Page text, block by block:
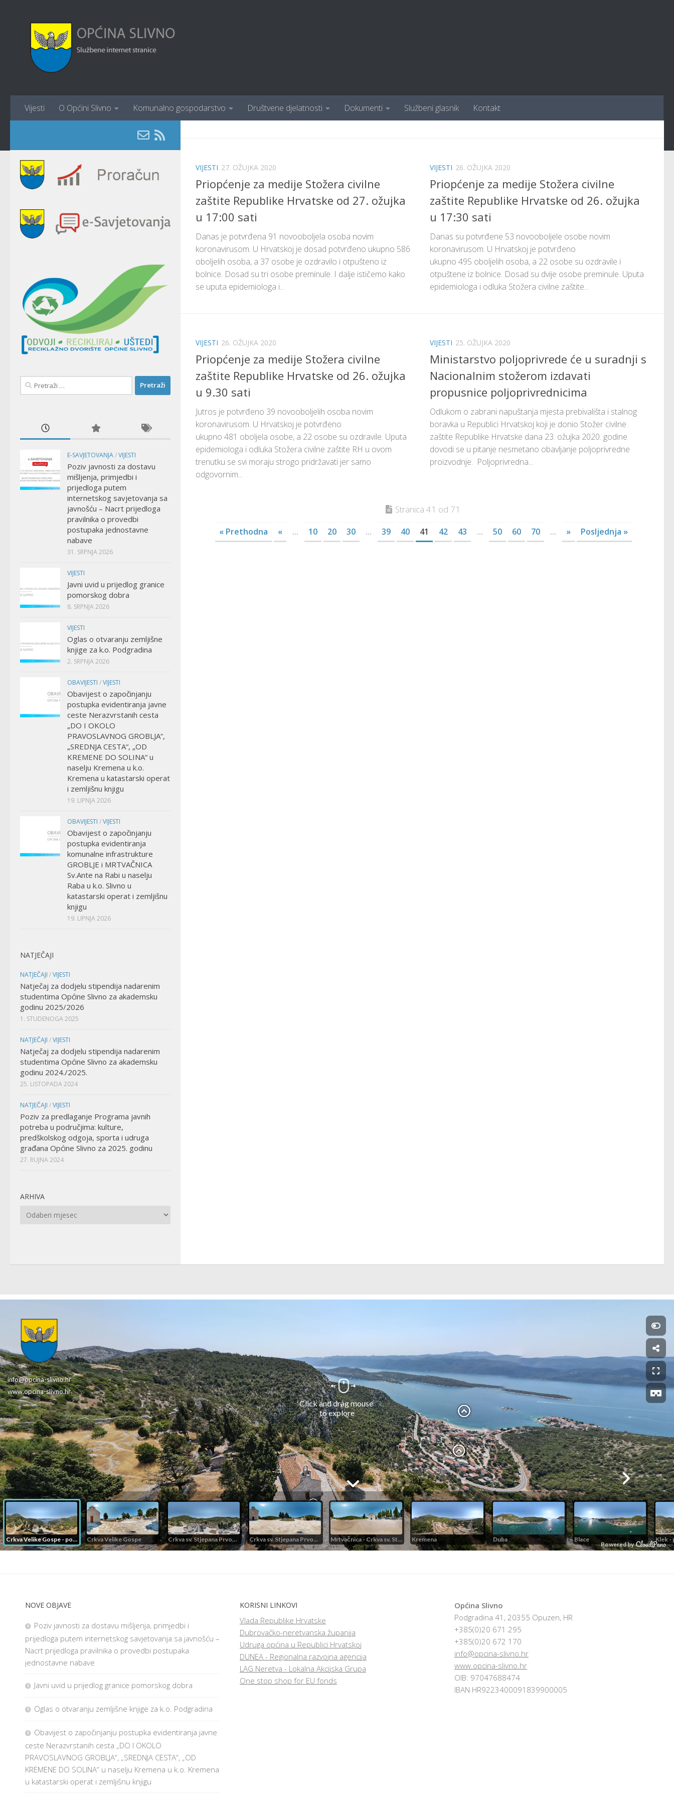
Vijesti O Općini Slivno Komunalno gospodarstvo Društvene djelatnosti Dokumenti Službeni glasnik Kontakt
VIJESTI 27. OŽUJKA 2020
Priopćenje za medije Stožera civilne
zaštite Republike Hrvatske od 27. ožujka
u 17:00 sati
Danas je potvrđena 91 novooboljela osoba novim
koronavirusom. U Hrvatskoj je dosad potvrđeno ukupno 586
oboljelih osoba, a 37 osobe je ozdravilo i otpušteno iz
bolnice. Dosad su tri osobe preminule. I dalje ističemo kako
se uputa epidemiologa i...
VIJESTI 26. OŽUJKA 2020
Priopćenje za medije Stožera civilne
zaštite Republike Hrvatske od 26. ožujka
u 17:30 sati
Danas su potvrđene 53 novooboljele osobe novim
koronavirusom. U Hrvatskoj je potvrđeno
ukupno 495 oboljelih osoba, a 22 osobe su ozdravile i
otpuštene iz bolnice. Dosad su dvije osobe preminule. Uputa
epidemiologa i odluka Stožera civilne zaštite...
VIJESTI 26. OŽUJKA 2020
Priopćenje za medije Stožera civilne
zaštite Republike Hrvatske od 26. ožujka
u 9.30 sati
Jutros je potvrđeno 39 novooboljelih osoba novim
koronavirusom. U Hrvatskoj je potvrđeno
ukupno 481 oboljela osobe, a 22 osobe su ozdravile. Uputa
epidemiologa i odluka Stožera civilne zaštite RH u ovom
trenutku se svi moraju strogo pridržavati jer samo
odgovornim...
VIJESTI 25. OŽUJKA 2020
Ministarstvo poljoprivrede će u suradnji s
Nacionalnim stožerom izdavati
propusnice poljoprivrednicima
Odlukom o zabrani napuštanja mjesta prebivališta i stalnog
boravka u Republici Hrvatskoj koji je donio Stožer civilne
zaštite Republike Hrvatske dana 23. ožujka 2020. godine
dovodi se u pitanje nesmetano obavljanje poljoprivredne
proizvodnje. Poljoprivredna...
Stranica 41 od 71
« Prethodna « ... 10 20 30 ... 39 40 41 42 43 ... 50 60 70 ... » Posljednja »
Pretraži:
E-SAVJETOVANJA/VIJESTI
Poziv javnosti za dostavu
mišljenja, primjedbi i
prijedloga putem
internetskog savjetovanja sa
javnošću – Nacrt prijedloga
pravilnika o provedbi
postupaka jednostavne
nabave
31. SRPNJA 2026
VIJESTI
Javni uvid u prijedlog granice
pomorskog dobra
8. SRPNJA 2026
VIJESTI
Oglas o otvaranju zemljišne
knjige za k.o. Podgradina
2. SRPNJA 2026
OBAVIJESTI /VIJESTI
Obavijest o započinjanju
postupka evidentiranja javne
ceste Nerazvrstanih cesta
„DO I OKOLO
PRAVOSLAVNOG GROBLJA“,
„SREDNJA CESTA“, „OD
KREMENE DO SOLINA“ u
naselju Kremena u k.o.
Kremena u katastarski operat
i zemljišnu knjigu
19. LIPNJA 2026
OBAVIJESTI /VIJESTI
Obavijest o započinjanju
postupka evidentiranja
komunalne infrastrukture
GROBLJE i MRTVAČNICA
Sv.Ante na Rabi u naselju
Raba u k.o. Slivno u
katastarski operat i zemljišnu
knjigu
19. LIPNJA 2026
NATJEČAJI
NATJEČAJI /VIJESTI
Natječaj za dodjelu stipendija nadarenim
studentima Općine Slivno za akademsku
godinu 2025/2026
1. STUDENOGA 2025
NATJEČAJI /VIJESTI
Natječaj za dodjelu stipendija nadarenim
studentima Općine Slivno za akademsku
godinu 2024./2025.
25. LISTOPADA 2024
NATJEČAJI /VIJESTI
Poziv za predlaganje Programa javnih
potreba u područjima: kulture,
predškolskog odgoja, sporta i udruga
građana Općine Slivno za 2025. godinu
27. RUJNA 2024
ARHIVA
Arhiva
NOVE OBJAVE
Poziv javnosti za dostavu mišljenja, primjedbi i
prijedloga putem internetskog savjetovanja sa javnošću –
Nacrt prijedloga pravilnika o provedbi postupaka
jednostavne nabave
Javni uvid u prijedlog granice pomorskog dobra
Oglas o otvaranju zemljišne knjige za k.o. Podgradina
Obavijest o započinjanju postupka evidentiranja javne
ceste Nerazvrstanih cesta „DO I OKOLO
PRAVOSLAVNOG GROBLJA“, „SREDNJA CESTA“, „OD
KREMENE DO SOLINA“ u naselju Kremena u k.o. Kremena
u katastarski operat i zemljišnu knjigu
KORISNI LINKOVI
Vlada Republike Hrvatske
Dubrovačko-neretvanska županija
Udruga općina u Republici Hrvatskoj
DUNEA - Regionalna razvojna agencija
LAG Neretva - Lokalna Akcijska Grupa
One stop shop for EU fonds
Općina Slivno
Podgradina 41, 20355 Opuzen, HR
+385(0)20 671 295
+385(0)20 672 170
info@opcina-slivno.hr
www.opcina-slivno.hr
OIB: 97047688474
IBAN HR9223400091839900005